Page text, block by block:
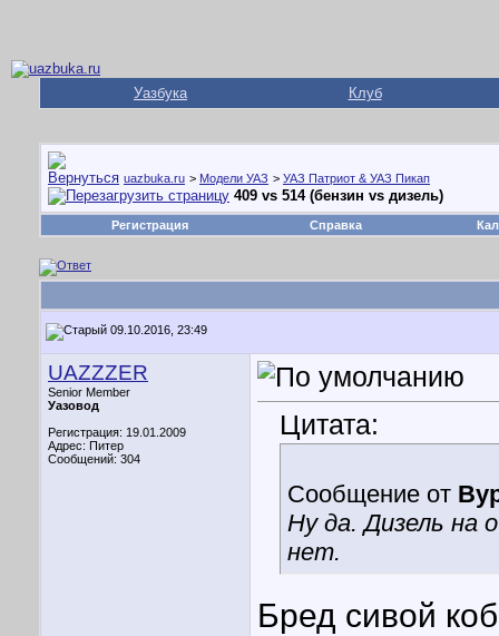
Уазбука Клуб
uazbuka.ru > Модели УАЗ > УАЗ Патриот & УАЗ Пикап
409 vs 514 (бензин vs дизель)
Регистрация Справка
09.10.2016, 23:49
UAZZZER
Senior Member
Уазовод
Регистрация: 19.01.2009
Адрес: Питер
Сообщений: 304
Цитата:
Сообщение от
Ну да. Дизель на
нет.
Бред сивой